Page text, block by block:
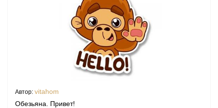
Автор: vitahom
Обезьяна. Привет!